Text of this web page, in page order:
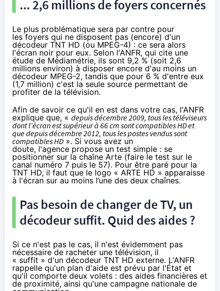
... 2,6 millions de foyers concernés
Le plus problématique sera par contre pour
les foyers qui ne disposent pas (encore) d'un
décodeur TNT HD (ou MPEG-4) : ce sera alors
l'écran noir pour eux. Selon l'ANFR, qui cite une
étude de Médiamétrie, ils sont 9,2 % (soit 2,6
millions environ) à disposer encore d'au moins un
décodeur MPEG-2, tandis que pour 6 % d'entre eux
(1,7 million) c'est la seule source permettant de
profiter de la télévision.
Afin de savoir ce qu'il en est dans votre cas, l'ANFR
explique que, « depuis décembre 2009, tous les téléviseurs
dont l’écran est supérieur à 66 cm sont compatibles HD et
que depuis décembre 2012, tous les postes vendus sont
compatibles HD ». Si vous avez un
doute, l'agence propose un test simple : se
positionner sur la chaîne Arte (faire le test sur le
canal numéro 7 puis le 57). Pour être paré pour la
TNT HD, il faut que le logo « ARTE HD » apparaisse
à l'écran sur au moins l’une des deux chaînes.
Pas besoin de changer de TV, un
décodeur suffit. Quid des aides ?
Si ce n'est pas le cas, il n'est évidemment pas
nécessaire de racheter une télévision, il
« suffit » d'un décodeur TNT HD externe. L'ANFR
rappelle qu'un plan d'aide est prévu par l'État et
qu'il comporte deux volets : des aides financières et
de proximité, ainsi qu'une campagne nationale de